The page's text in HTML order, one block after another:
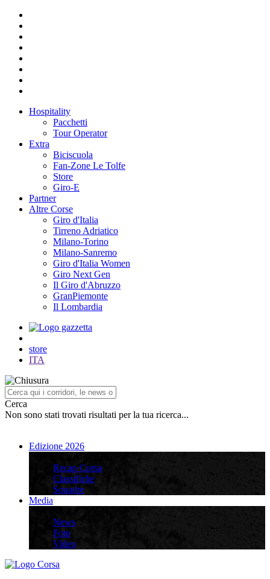
Hospitality
Pacchetti
Tour Operator
Extra
Biciscuola
Fan-Zone Le Tolfe
Store
Giro-E
Partner
Altre Corse
Giro d'Italia
Tirreno Adriatico
Milano-Torino
Milano-Sanremo
Giro d'Italia Women
Giro Next Gen
Il Giro d'Abruzzo
GranPiemonte
Il Lombardia
store
ITA
Cerca
Non sono stati trovati risultati per la tua ricerca...
Edizione 2026
Recap Corsa
Classifiche
Squadre
Media
News
Foto
Video